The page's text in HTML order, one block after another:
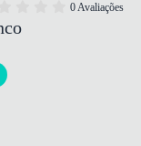
0 Avaliações